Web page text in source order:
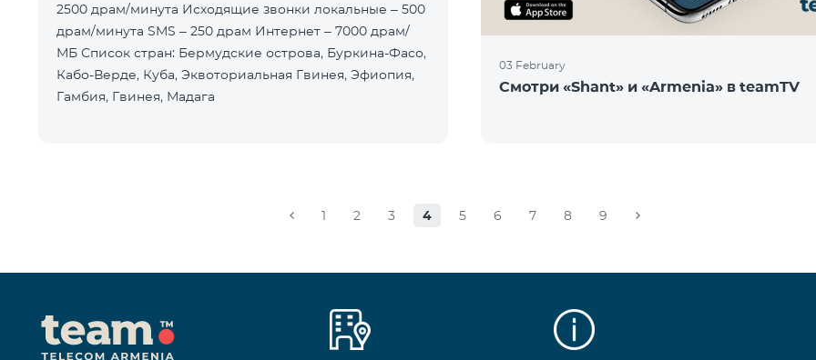
2500 драм/минута Исходящие звонки локальные – 500
драм/минута SMS – 250 драм Интернет – 7000 драм/
МБ Список стран: Бермудские острова, Буркина-Фасо,
Кабо-Верде, Куба, Эквоториальная Гвинея, Эфиопия,
Гамбия, Гвинея, Мадага
03 February
Смотри «Shant» и «Armenia» в teamTV
1 2 3 4 5 6 7 8 9